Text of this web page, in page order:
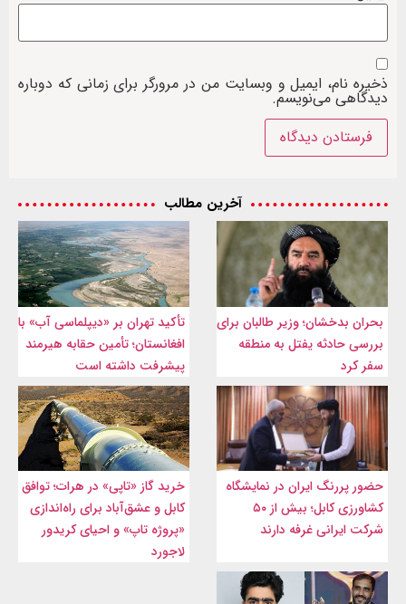
ذخیره نام، ایمیل و وبسایت من در مرورگر برای زمانی که دوباره
دیدگاهی می‌نویسم.
آخرین مطالب
بحران بدخشان؛ وزیر طالبان برای
بررسی حادثه یفتل به منطقه
سفر کرد
تأکید تهران بر «دیپلماسی آب» با
افغانستان؛ تأمین حقابه هیرمند
پیشرفت داشته است
حضور پررنگ ایران در نمایشگاه
کشاورزی کابل؛ بیش از ۵۰
شرکت ایرانی غرفه دارند
خرید گاز «تاپی» در هرات؛ توافق
کابل و عشق‌آباد برای راه‌اندازی
«پروژه تاپ» و احیای کریدور
لاجورد